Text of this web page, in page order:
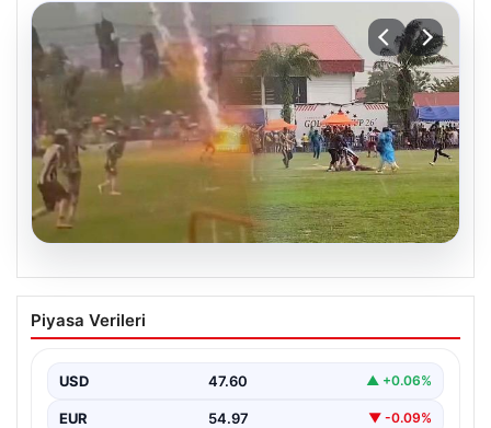
Olmaz denen oldu! Maç sırasında
yıldırım çarptı: O futbolcu hayatını
Piyasa Verileri
USD 47.60 ▲ +0.06%
EUR 54.97 ▼ -0.09%